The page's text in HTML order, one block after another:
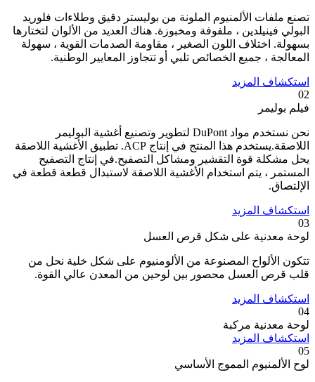
تصنع ملفات الألمنيوم الملونة من بوليستر دقيق وطلاءات فلوريد
البولي فينيلدين ، ملفوفة ومخبوزة. هناك العديد من الألوان لتختارها
بسهولة. اختلاف اللون الصغير ، مقاومة الصدمات القوية ، سهولة
المعالجة ، جميع الخصائص تلبي أو تتجاوز المعايير الوطنية.
استكشاف المزيد
02
فيلم بوليمر
نحن نستخدم مواد DuPont لتطوير وتصنيع أغشية البوليمر
اللاصقة.يستخدم هذا المنتج في إنتاج ACP. تطبيق الأغشية اللاصقة
يحل مشكلة قوة التقشير ومشاكل التصفيح.في إنتاج التصفيح
المستمر ، يتم استخدام الأغشية اللاصقة لاستبدال قطعة قطعة في
الإلتصاق.
استكشاف المزيد
03
لوحة معدنية على شكل قرص العسل
تتكون الألواح المصنوعة من الألومنيوم على شكل خلية نحل من
قلب قرص العسل محصور بين لوحين من المعدن عالي القوة.
استكشاف المزيد
04
لوحة معدنية مركبة
استكشاف المزيد
05
لوح الألمنيوم المموج الأساسي